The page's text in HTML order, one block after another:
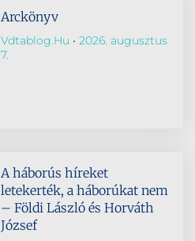
Arckönyv
Vdtablog.hu
2026. augusztus
7.
A háborús híreket
letekerték, a háborúkat nem
– Földi László és Horváth
József